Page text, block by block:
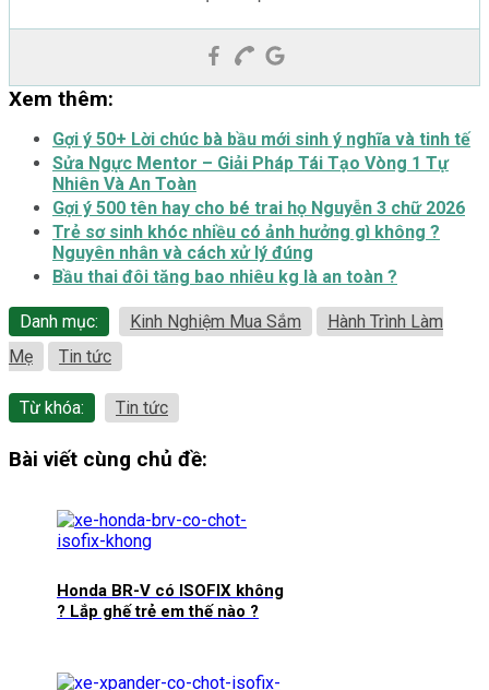
Xem thêm:
Gợi ý 50+ Lời chúc bà bầu mới sinh ý nghĩa và tinh tế
Sửa Ngực Mentor – Giải Pháp Tái Tạo Vòng 1 Tự
Nhiên Và An Toàn
Gợi ý 500 tên hay cho bé trai họ Nguyễn 3 chữ 2026
Trẻ sơ sinh khóc nhiều có ảnh hưởng gì không ?
Nguyên nhân và cách xử lý đúng
Bầu thai đôi tăng bao nhiêu kg là an toàn ?
Danh mục: Kinh Nghiệm Mua Sắm
Hành Trình Làm
Mẹ
Tin tức
Từ khóa: Tin tức
Bài viết cùng chủ đề:
Honda BR-V có ISOFIX không
? Lắp ghế trẻ em thế nào ?